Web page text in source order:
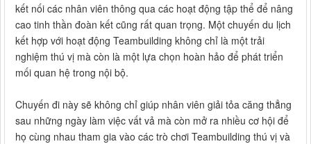
kết nối các nhân viên thông qua các hoạt động tập thể để nâng
cao tinh thần đoàn kết cũng rất quan trọng. Một chuyến du lịch
kết hợp với hoạt động Teambuilding không chỉ là một trải
nghiệm thú vị mà còn là một lựa chọn hoàn hảo để phát triển
mối quan hệ trong nội bộ.
Chuyến đi này sẽ không chỉ giúp nhân viên giải tỏa căng thẳng
sau những ngày làm việc vất vả mà còn mở ra nhiều cơ hội để
họ cùng nhau tham gia vào các trò chơi Teambuilding thú vị và